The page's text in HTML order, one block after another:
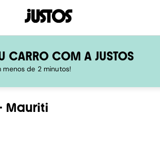
CARRO COM A JUSTOS
de 2 minutos!
Mauriti